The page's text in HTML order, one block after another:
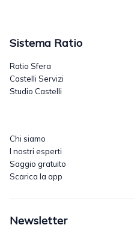
Sistema Ratio
Ratio Sfera
Castelli Servizi
Studio Castelli
Chi siamo
I nostri esperti
Saggio gratuito
Scarica la app
Newsletter